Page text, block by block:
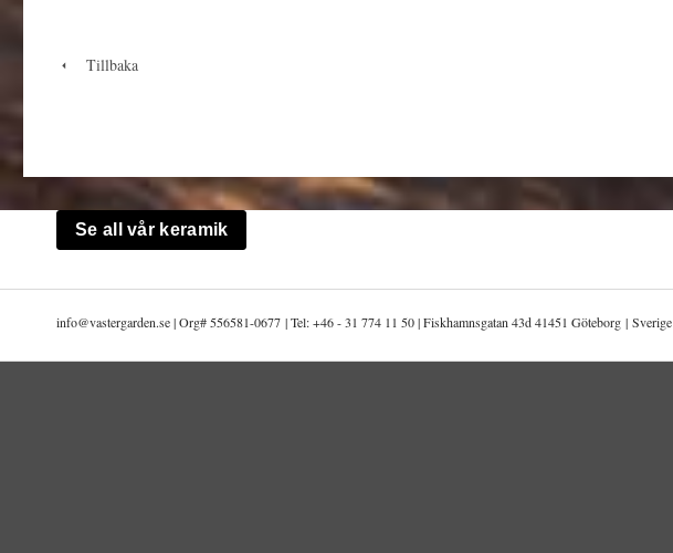
Tillbaka
Se all vår keramik
info@vastergarden.se | Org# 556581-0677 | Tel: +46 - 31 774 11 50 | Fiskhamnsgatan 43d 41451 Göteborg | Sverige